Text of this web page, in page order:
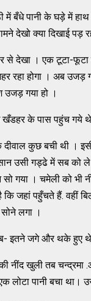
में बँधे पानी के घड़े में
देखो क्या दिखाई पड़
से देखा । एक टूटा-
रहा होगा । अब उजड़
उजड़ गया हो ।
के पास पहुंच गये
कुछ बची थी ।
उसी गड्ढे में सब को
गया । चमेली को भी
कि जहां पहुँचते हैं. वहीं
लगा ।
इतने जगे और थके हुए थे
नींद खुली तब
लोटा पानी बचा था।